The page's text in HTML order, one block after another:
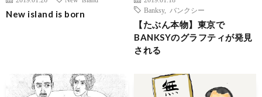
New island is born
Banksy, バンクシー
【たぶん本物】東京で
BANKSYのグラフティが発見
される